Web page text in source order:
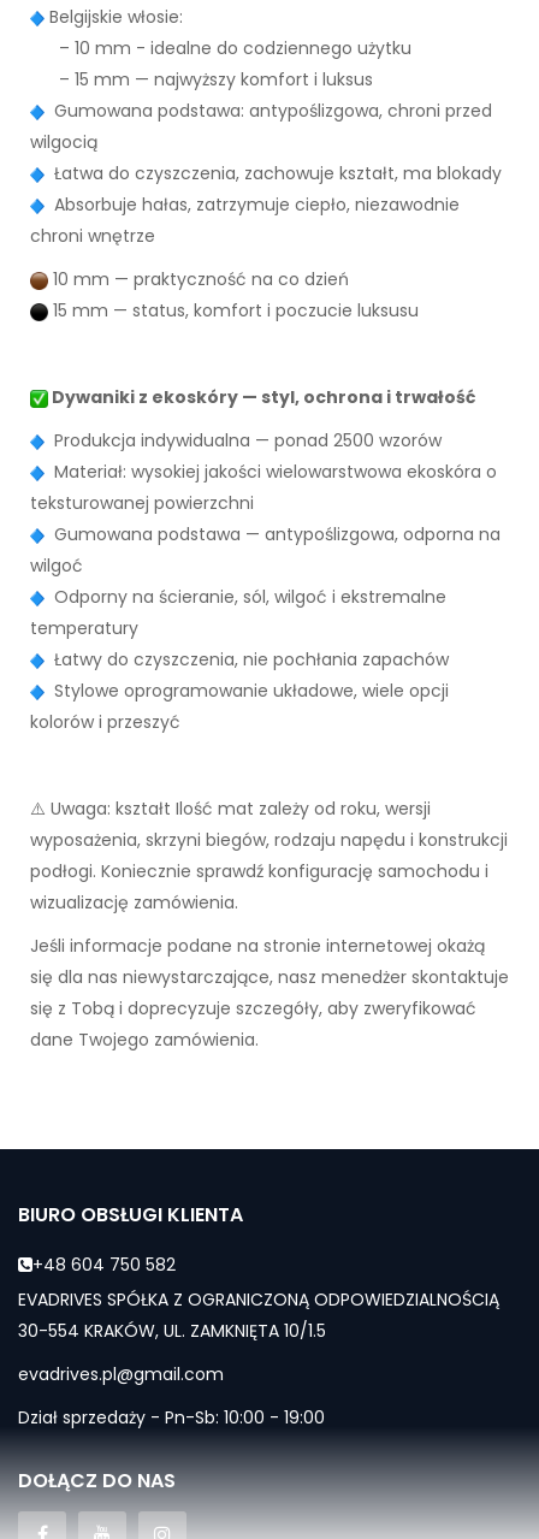
Belgijskie włosie:
– 10 mm - idealne do codziennego użytku
– 15 mm — najwyższy komfort i luksus
Gumowana podstawa: antypoślizgowa, chroni przed
wilgocią
Łatwa do czyszczenia, zachowuje kształt, ma blokady
Absorbuje hałas, zatrzymuje ciepło, niezawodnie
chroni wnętrze
10 mm — praktyczność na co dzień
15 mm — status, komfort i poczucie luksusu
Dywaniki z ekoskóry — styl, ochrona i trwałość
Produkcja indywidualna — ponad 2500 wzorów
Materiał: wysokiej jakości wielowarstwowa ekoskóra o
teksturowanej powierzchni
Gumowana podstawa — antypoślizgowa, odporna na
wilgoć
Odporny na ścieranie, sól, wilgoć i ekstremalne
temperatury
Łatwy do czyszczenia, nie pochłania zapachów
Stylowe oprogramowanie układowe, wiele opcji
kolorów i przeszyć
⚠️ Uwaga: kształt Ilość mat zależy od roku, wersji
wyposażenia, skrzyni biegów, rodzaju napędu i konstrukcji
podłogi. Koniecznie sprawdź konfigurację samochodu i
wizualizację zamówienia.
Jeśli informacje podane na stronie internetowej okażą
się dla nas niewystarczające, nasz menedżer skontaktuje
się z Tobą i doprecyzuje szczegóły, aby zweryfikować
dane Twojego zamówienia.
BIURO OBSŁUGI KLIENTA
+48 604 750 582
EVADRIVES SPÓŁKA Z OGRANICZONĄ ODPOWIEDZIALNOŚCIĄ
30-554 KRAKÓW, UL. ZAMKNIĘTA 10/1.5
evadrives.pl@gmail.com
Dział sprzedaży - Pn-Sb: 10:00 - 19:00
DOŁĄCZ DO NAS